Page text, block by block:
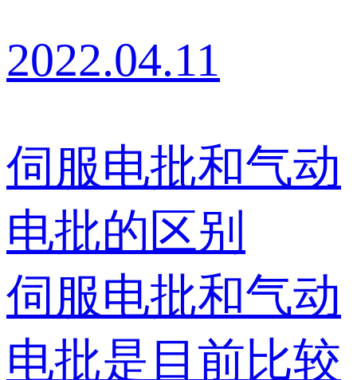
2022.04.11
伺服电批和气动
电批的区别
伺服电批和气动
电批是目前比较